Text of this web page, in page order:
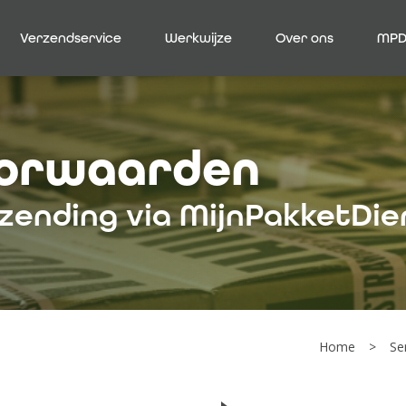
Verzendservice Werkwijze Over ons
via
Home